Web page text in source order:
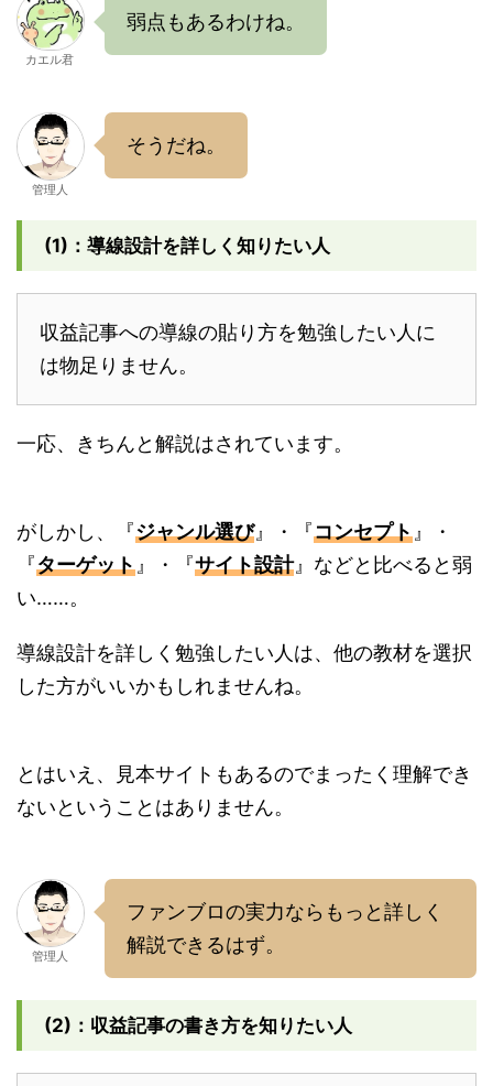
カエル君
弱点もあるわけね。
管理人
そうだね。
(1)：導線設計を詳しく知りたい人
収益記事への導線の貼り方を勉強したい人に
は物足りません。
一応、きちんと解説はされています。
がしかし、『ジャンル選び』・『コンセプト 』・
『ターゲット 』・『サイト設計』などと比べると弱
い……。
導線設計を詳しく勉強したい人は、他の教材を選択
した方がいいかもしれませんね。
とはいえ、見本サイトもあるのでまったく理解でき
ないということはありません。
管理人
ファンブロの実力ならもっと詳しく
解説できるはず。
(2)：収益記事の書き方を知りたい人